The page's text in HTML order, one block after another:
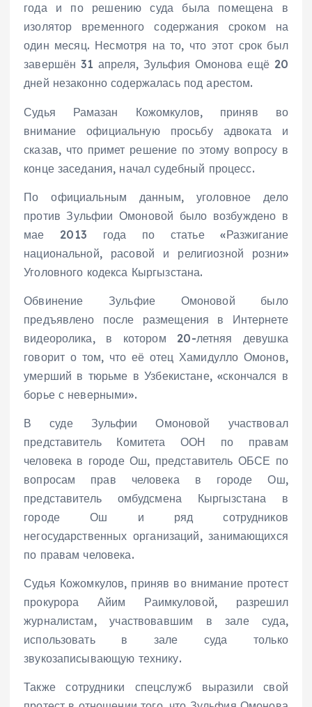
года и по решению суда была помещена в
изолятор временного содержания сроком на
один месяц. Несмотря на то, что этот срок был
завершён 31 апреля, Зульфия Омонова ещё 20
дней незаконно содержалась под арестом.
Судья Рамазан Кожомкулов, приняв во
внимание официальную просьбу адвоката и
сказав, что примет решение по этому вопросу в
конце заседания, начал судебный процесс.
По официальным данным, уголовное дело
против Зульфии Омоновой было возбуждено в
мае 2013 года по статье «Разжигание
национальной, расовой и религиозной розни»
Уголовного кодекса Кыргызстана.
Обвинение Зульфие Омоновой было
предъявлено после размещения в Интернете
видеоролика, в котором 20-летняя девушка
говорит о том, что её отец Хамидулло Омонов,
умерший в тюрьме в Узбекистане, «скончался в
борье с неверными».
В суде Зульфии Омоновой участвовал
представитель Комитета ООН по правам
человека в городе Ош, представитель ОБСЕ по
вопросам прав человека в городе Ош,
представитель омбудсмена Кыргызстана в
городе Ош и ряд сотрудников
негосударственных организаций, занимающихся
по правам человека.
Судья Кожомкулов, приняв во внимание протест
прокурора Айим Раимкуловой, разрешил
журналистам, участвовавшим в зале суда,
использовать в зале суда только
звукозаписывающую технику.
Также сотрудники спецслужб выразили свой